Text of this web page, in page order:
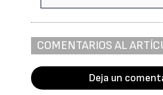
COMENTARIOS AL
Deja un